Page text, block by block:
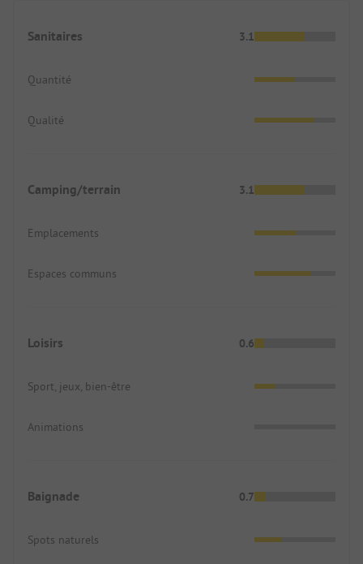
Sanitaires 3.1
Quantité
Qualité
Camping/terrain 3.1
Emplacements
Espaces communs
Loisirs 0.6
Sport, jeux, bien-être
Animations
Baignade 0.7
Spots naturels